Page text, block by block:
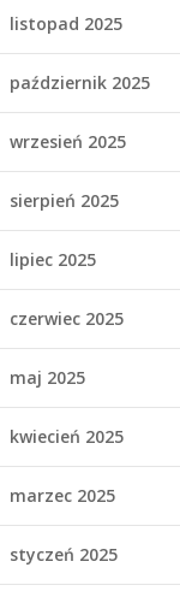
listopad 2025
październik 2025
wrzesień 2025
sierpień 2025
lipiec 2025
czerwiec 2025
maj 2025
kwiecień 2025
marzec 2025
styczeń 2025